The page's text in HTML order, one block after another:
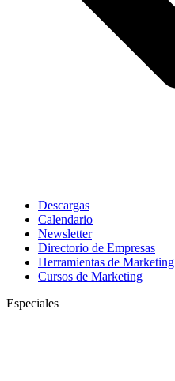
Descargas
Calendario
Newsletter
Directorio de Empresas
Herramientas de Marketing
Cursos de Marketing
Especiales